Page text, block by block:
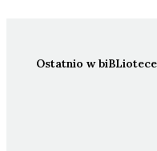
Ostatnio w biBLiotece